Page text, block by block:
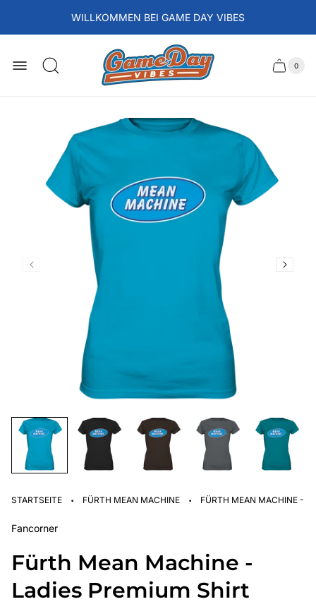
WILLKOMMEN BEI GAME DAY VIBES
Laden-
Logo
0
STARTSEITE · FÜRTH MEAN MACHINE · FÜRTH MEAN MACHINE -
Fancorner
Fürth Mean Machine -
Ladies Premium Shirt